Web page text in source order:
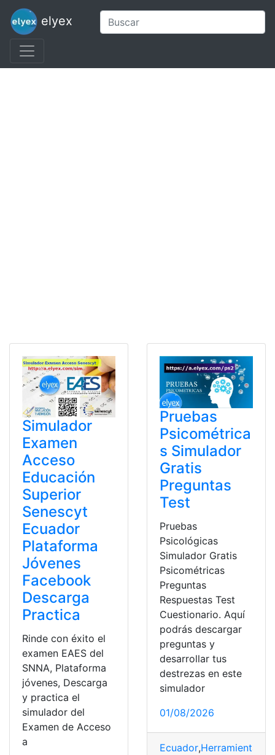
elyex
Simulador
Examen
Acceso
Educación
Superior
Senescyt
Ecuador
Plataforma
Jóvenes
Facebook
Descarga
Practica
Rinde con éxito el
examen EAES del
SNNA, Plataforma
jóvenes, Descarga
y practica el
simulador del
Examen de Acceso
a
Pruebas
Psicométrica
s Simulador
Gratis
Preguntas
Test
Pruebas
Psicológicas
Simulador Gratis
Psicométricas
Preguntas
Respuestas Test
Cuestionario. Aquí
podrás descargar
preguntas y
desarrollar tus
destrezas en este
simulador
01/08/2026
Ecuador,Herramientas